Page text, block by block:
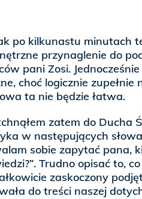
po kilkunastu minutach
przynaglenie do
pani Zosi.
choć logicznie
ta nie będzie łatwa.
zatem do Ducha
w następujących
sobie zapytać pana,
Trudno opisać to,
zaskoczony
do treści naszej